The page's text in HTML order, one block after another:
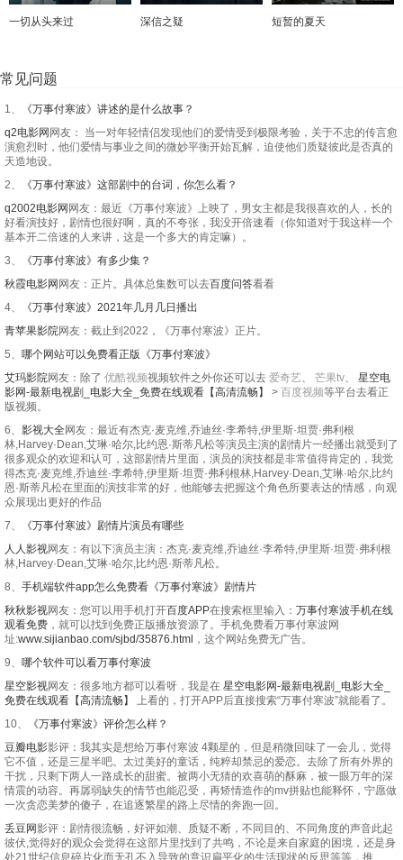
一切从头来过 深信之疑 短暂的夏天
常见问题
1、
《万事付寒波》讲述的是什么故事？
q2电影网网友： 当一对年轻情侣发现他们的爱情受到极限考验，关于不忠的传言愈
演愈烈时，他们爱情与事业之间的微妙平衡开始瓦解，迫使他们质疑彼此是否真的
天造地设。
2、
《万事付寒波》这部剧中的台词，你怎么看？
q2002电影网网友：最近《万事付寒波》上映了，男女主都是我很喜欢的人，长的
好看演技好，剧情也很好啊，真的不夸张，我没开倍速看（你知道对于我这样一个
基本开二倍速的人来讲，这是一个多大的肯定嘛）。
3、
《万事付寒波》有多少集？
秋霞电影网网友：正片。具体总集数可以去百度问答看看
4、
《万事付寒波》2021年几月几日播出
青苹果影院网友：截止到2022，《万事付寒波》正片。
5、 哪个网站可以免费看正版《万事付寒波》
艾玛影院网友：除了 优酷视频视频软件之外你还可以去 爱奇艺、 芒果tv、 星空电
影网-最新电视剧_电影大全_免费在线观看【高清流畅】 > 百度视频等平台去看正
版视频。
6、 影视大全网友：最近有杰克·麦克维,乔迪丝·李希特,伊里斯·坦贾·弗利根
林,Harvey·Dean,艾琳·哈尔,比约恩·斯蒂凡松等演员主演的剧情片一经播出就受到了
很多观众的欢迎和认可，这部剧情片里面，演员的演技都是非常值得肯定的，我觉
得杰克·麦克维,乔迪丝·李希特,伊里斯·坦贾·弗利根林,Harvey·Dean,艾琳·哈尔,比约
恩·斯蒂凡松在里面的演技非常的好，他能够去把握这个角色所要表达的情感，向观
众展现出更好的作品
7、
《万事付寒波》剧情片演员有哪些
人人影视网友：有以下演员主演：杰克·麦克维,乔迪丝·李希特,伊里斯·坦贾·弗利根
林,Harvey·Dean,艾琳·哈尔,比约恩·斯蒂凡松。
8、 手机端软件app怎么免费看《万事付寒波》剧情片
秋秋影视网友：您可以用手机打开百度APP在搜索框里输入： 万事付寒波手机在线
观看免费 ，就可以找到免费正版播放资源了。手机免费看万事付寒波网
址:www.sijianbao.com/sjbd/35876.html ，这个网站免费无广告。
9、 哪个软件可以看万事付寒波
星空影视网友：很多地方都可以看呀，我是在 星空电影网-最新电视剧_电影大全_
免费在线观看【高清流畅】
上看的，打开APP后直接搜索“万事付寒波”就能看了。
10、
《万事付寒波》评价怎么样？
豆瓣电影影评：我其实是想给万事付寒波 4颗星的，但是稍微回味了一会儿，觉得
它不值，还是三星半吧。太过美好的童话，纯粹却禁忌的爱恋。去除了所有外界的
干扰，只剩下两人一路成长的甜蜜。被两小无猜的欢喜萌的酥麻，被一眼万年的深
情震的动容。再孱弱缺失的情节也能忍受，再矫情造作的mv拼贴也能释怀，宁愿做
一次贪恋美梦的傻子，在追逐繁星的路上尽情的奔跑一回。
丢豆网影评：剧情很流畅，好评如潮、质疑不断，不同目的、不同角度的声音此起
彼伏,觉得好的观众会觉得在这部片里找到了共鸣，不论是来自家庭的困境，还是身
处21世纪信息碎片化而无孔不入导致的意识扁平化的生活现状的反思等等，推